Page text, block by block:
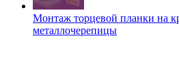
Монтаж торцевой планки на
металлочерепицы